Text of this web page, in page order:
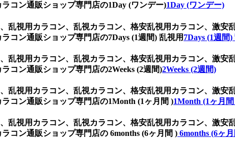
コン通販ショップ専門店の1Day (ワンデー)1Day (ワンデー)
乱視用カラコン、乱視カラコン、格安乱視用カラコン、激
コン通販ショップ専門店の7Days (1週間) 乱視用 7Days (1週間)
乱視用カラコン、乱視カラコン、格安乱視用カラコン、激
コン通販ショップ専門店の2Weeks (2週間)2Weeks (2週間)
乱視用カラコン、乱視カラコン、格安乱視用カラコン、激
コン通販ショップ専門店の1Month (1ヶ月間 )1Month (1ヶ月
乱視用カラコン、乱視カラコン、格安乱視用カラコン、激
コン通販ショップ専門店の 6months (6ヶ月間 ) 6months (6ヶ